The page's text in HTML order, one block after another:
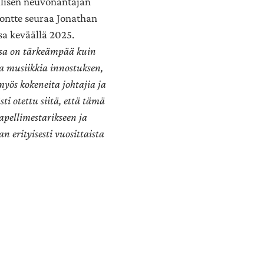
seuraa Jonathan
keväällä 2025.
on tärkeämpää kuin
musiikkia innostuksen,
kokeneita johtajia ja
otettu siitä, että tämä
ja
erityisesti vuosittaista